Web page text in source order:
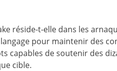
réside-t-elle dans les
pour maintenir des
capables de soutenir des
cible.